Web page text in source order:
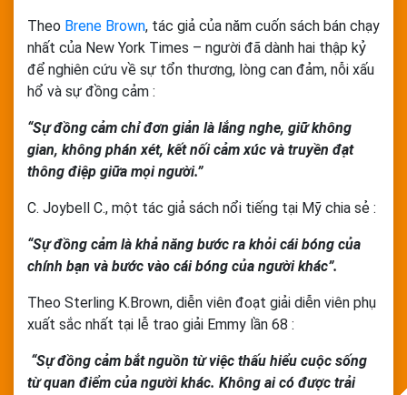
Theo Brene Brown, tác giả của năm cuốn sách bán chạy
nhất của New York Times – người đã dành hai thập kỷ
để nghiên cứu về sự tổn thương, lòng can đảm, nỗi xấu
hổ và sự đồng cảm :
“Sự đồng cảm chỉ đơn giản là lắng nghe, giữ không
gian, không phán xét, kết nối cảm xúc và truyền đạt
thông điệp giữa mọi người.”
C. Joybell C., một tác giả sách nổi tiếng tại Mỹ chia sẻ :
“Sự đồng cảm là khả năng bước ra khỏi cái bóng của
chính bạn và bước vào cái bóng của người khác”.
Theo Sterling K.Brown, diễn viên đoạt giải diễn viên phụ
xuất sắc nhất tại lễ trao giải Emmy lần 68 :
“Sự đồng cảm bắt nguồn từ việc thấu hiểu cuộc sống
từ quan điểm của người khác. Không ai có được trải